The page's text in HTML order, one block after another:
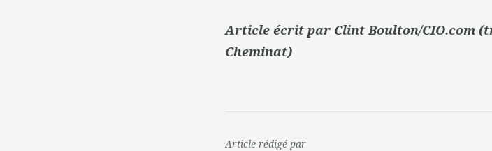
Article écrit par Clint Boulton/CIO.com
Cheminat)
Article rédigé par